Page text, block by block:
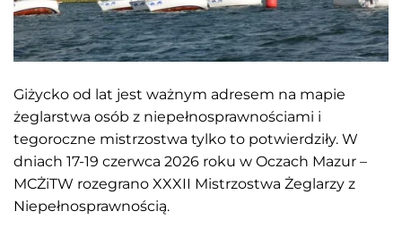
Giżycko od lat jest ważnym adresem na mapie
żeglarstwa osób z niepełnosprawnościami i
tegoroczne mistrzostwa tylko to potwierdziły. W
dniach 17-19 czerwca 2026 roku w Oczach Mazur –
MCŻiTW rozegrano XXXII Mistrzostwa Żeglarzy z
Niepełnosprawnością.